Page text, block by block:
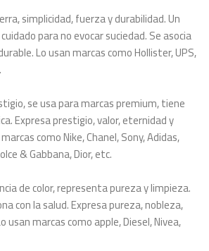
simplicidad, fuerza y durabilidad. Un
para no evocar suciedad. Se asocia
Lo usan marcas como Hollister, UPS,
se usa para marcas premium, tiene
Expresa prestigio, valor, eternidad y
como Nike, Chanel, Sony, Adidas,
& Gabbana, Dior, etc.
de color, representa pureza y limpieza.
con la salud. Expresa pureza, nobleza,
usan marcas como apple, Diesel, Nivea,